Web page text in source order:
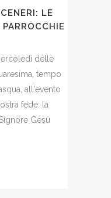
LE
delle
tempo
all'evento
fede: la
Gesù